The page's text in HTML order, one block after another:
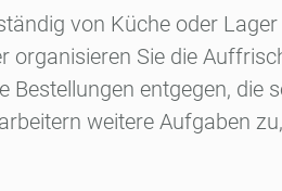
von Küche oder
Sie die
entgegen, die
weitere Aufgaben